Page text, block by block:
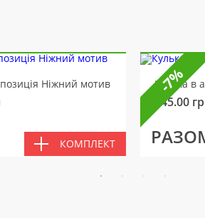
Ніжний мотив
КОМПЛЕКТ
Кулька в
145.00
-7%